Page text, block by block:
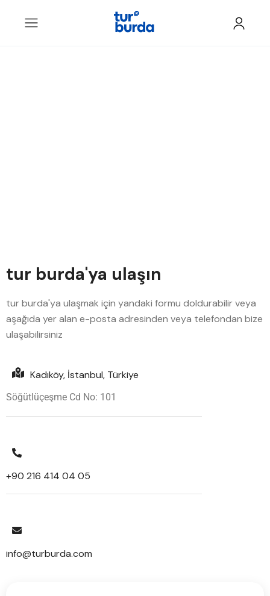
tur burda'ya ulaşın
tur burda'ya ulaşmak için yandaki formu doldurabilir veya
aşağıda yer alan e-posta adresinden veya telefondan bize
ulaşabilirsiniz
Kadıköy, İstanbul, Türkiye
Söğütlüçeşme Cd No: 101
+90 216 414 04 05
info@turburda.com